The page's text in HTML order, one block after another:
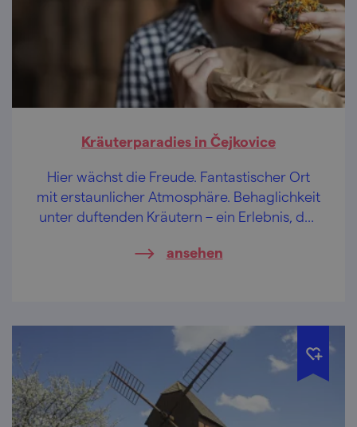
Kräuterparadies in Čejkovice
Hier wächst die Freude. Fantastischer Ort
mit erstaunlicher Atmosphäre. Behaglichkeit
unter duftenden Kräutern – ein Erlebnis, das
ansehen